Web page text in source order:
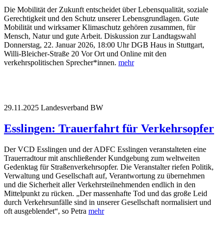
Die Mobilität der Zukunft entscheidet über Lebensqualität, soziale
Gerechtigkeit und den Schutz unserer Lebensgrundlagen. Gute
Mobilität und wirksamer Klimaschutz gehören zusammen, für
Mensch, Natur und gute Arbeit. Diskussion zur Landtagswahl
Donnerstag, 22. Januar 2026, 18:00 Uhr DGB Haus in Stuttgart,
Willi-Bleicher-Straße 20 Vor Ort und Online mit den
verkehrspolitischen Sprecher*innen. mehr
29.11.2025 Landesverband BW
Esslingen: Trauerfahrt für Verkehrsopfer
Der VCD Esslingen und der ADFC Esslingen veranstalteten eine
Trauerradtour mit anschließender Kundgebung zum weltweiten
Gedenktag für Straßenverkehrsopfer. Die Veranstalter riefen Politik,
Verwaltung und Gesellschaft auf, Verantwortung zu übernehmen
und die Sicherheit aller Verkehrsteilnehmenden endlich in den
Mittelpunkt zu rücken. „Der massenhafte Tod und das große Leid
durch Verkehrsunfälle sind in unserer Gesellschaft normalisiert und
oft ausgeblendet“, so Petra mehr